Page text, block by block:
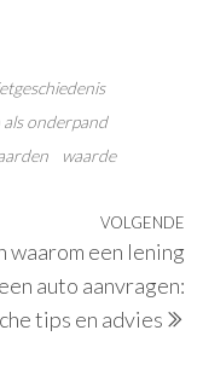
onderpand
waarde
VOLGENDE
waarom een lening
auto aanvragen:
tips en advies